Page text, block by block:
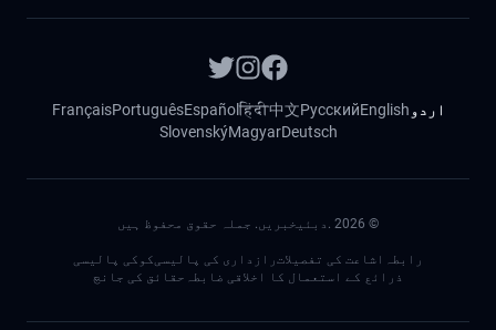
اردو English
Русский
中文
हिंदी
Español
Português
Français
Deutsch
Magyar
Slovenský
©
2026 .دبئیخبریں. جملہ حقوق محفوظ ہیں
رابطہ اشاعت کی تفصیلاترازداری کی پالیسیکوکی پالیسی
ذرائع کے استعمال کا اخلاقی ضابطہ حقائق کی جانچ